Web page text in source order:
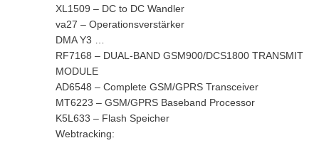
XL1509 – DC to DC Wandler
va27 – Operationsverstärker
DMA Y3 …
RF7168 – DUAL-BAND GSM900/DCS1800 TRANSMIT
MODULE
AD6548 – Complete GSM/GPRS Transceiver
MT6223 – GSM/GPRS Baseband Processor
K5L633 – Flash Speicher
Webtracking: